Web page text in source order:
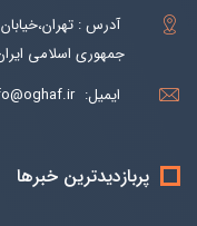
آدرس :
جمهوری اسلامی
ایمیل:
پربازدیدترین خبرها